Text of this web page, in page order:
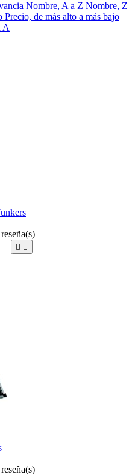
Nombre, A a Z Nombre, Z
Precio, de más alto a más bajo
A
reseña(s)
 
reseña(s)